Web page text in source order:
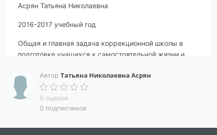
Асрян Татьяна Николаевна
2016-2017 учебный год
Общая и главная задача коррекционной школы в
подготовке учащихся к самостоятельной жизни и
Школа обязана дать учащимся научную целостную
картину жизни, а это значит позволить детям
успешно адаптироваться в обществе.
влияет вся система учебно- воспитательной работы.
Автор Татьяна Николаевна Асрян
0 оценок
0 подписчиков